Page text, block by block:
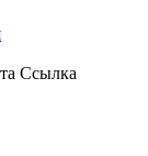
Ссылка